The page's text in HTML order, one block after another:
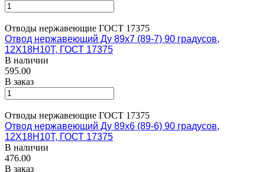
Отводы нержавеющие ГОСТ 17375
Отвод нержавеющий Ду 89х7 (89-7) 90 градусов,
12Х18Н10Т, ГОСТ 17375
В наличии
595.00
В заказ
Отводы нержавеющие ГОСТ 17375
Отвод нержавеющий Ду 89х6 (89-6) 90 градусов,
12Х18Н10Т, ГОСТ 17375
В наличии
476.00
В заказ